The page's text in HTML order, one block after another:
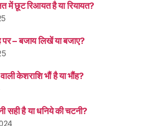
में छूट रिआयत है या रियायत?
– बजाय लिखें या बजाए?
केशराशि भौं है या भौंह?
सही है या धनिये की चटनी?